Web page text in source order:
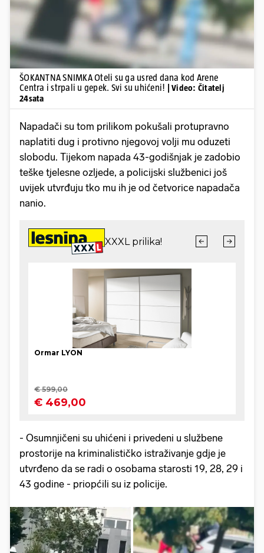
ŠOKANTNA SNIMKA Oteli su ga usred dana kod Arene
Centra i strpali u gepek. Svi su uhićeni!
| Video: Čitatelj
24sata
Napadači su tom prilikom pokušali protupravno
naplatiti dug i protivno njegovoj volji mu oduzeti
slobodu. Tijekom napada 43-godišnjak je zadobio
teške tjelesne ozljede, a policijski službenici još
uvijek utvrđuju tko mu ih je od četvorice napadača
nanio.
- Osumnjičeni su uhićeni i privedeni u službene
prostorije na kriminalističko istraživanje gdje je
utvrđeno da se radi o osobama starosti 19, 28, 29 i
43 godine - priopćili su iz policije.